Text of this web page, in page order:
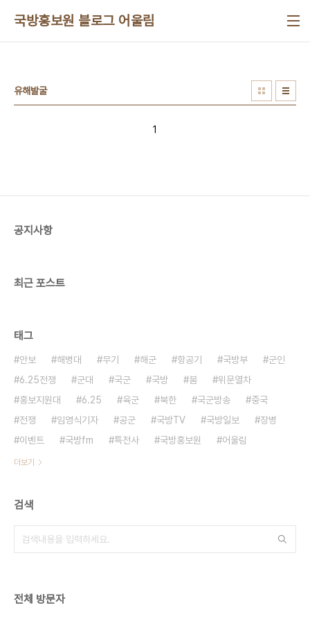
국방홍보원 블로그 어울림
유해발굴
1
공지사항
최근 포스트
태그
안보 해병대 무기 해군 항공기 국방부
군인
6.25전쟁
군대 국군 국방 붐
위문열차
홍보지원대
6.25 육군 북한 국군방송
중국
전쟁
임영식기자 공군 국방TV 국방일보
장병
이벤트
국방fm 특전사 국방홍보원 어울림
더보기
검색
전체 방문자